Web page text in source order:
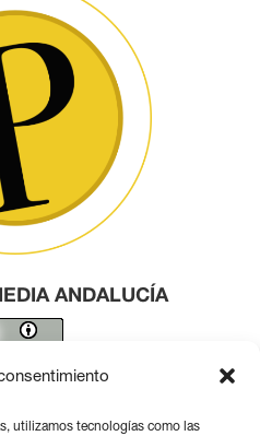
utilizamos tecnologías como las
ANDALUCÍA
de Creative Commons